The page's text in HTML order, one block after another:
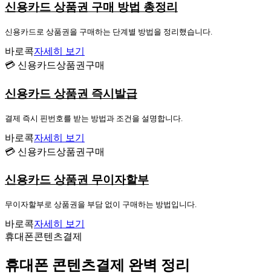
신용카드 상품권 구매 방법 총정리
신용카드로 상품권을 구매하는 단계별 방법을 정리했습니다.
바로콕자세히 보기
💳 신용카드상품권구매
신용카드 상품권 즉시발급
결제 즉시 핀번호를 받는 방법과 조건을 설명합니다.
바로콕자세히 보기
💳 신용카드상품권구매
신용카드 상품권 무이자할부
무이자할부로 상품권을 부담 없이 구매하는 방법입니다.
바로콕자세히 보기
휴대폰콘텐츠결제
휴대폰 콘텐츠결제 완벽 정리